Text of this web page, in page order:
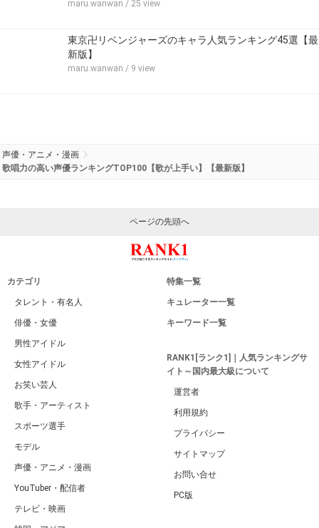
maru.wanwan / 25 view
東京卍リベンジャーズのキャラ人気ランキング45選【最
新版】
maru.wanwan / 9 view
声優・アニメ・漫画
歌唱力の高い声優ランキングTOP100【歌が上手い】【最新版】
ページの先頭へ
カテゴリ
タレント・有名人
俳優・女優
男性アイドル
女性アイドル
お笑い芸人
歌手・アーティスト
スポーツ選手
モデル
声優・アニメ・漫画
YouTuber・配信者
テレビ・映画
特集一覧
キュレーター一覧
キーワード一覧
RANK1[ランク1]｜人気ランキングサ
イト～国内最大級について
運営者
利用規約
プライバシー
サイトマップ
お問い合せ
PC版